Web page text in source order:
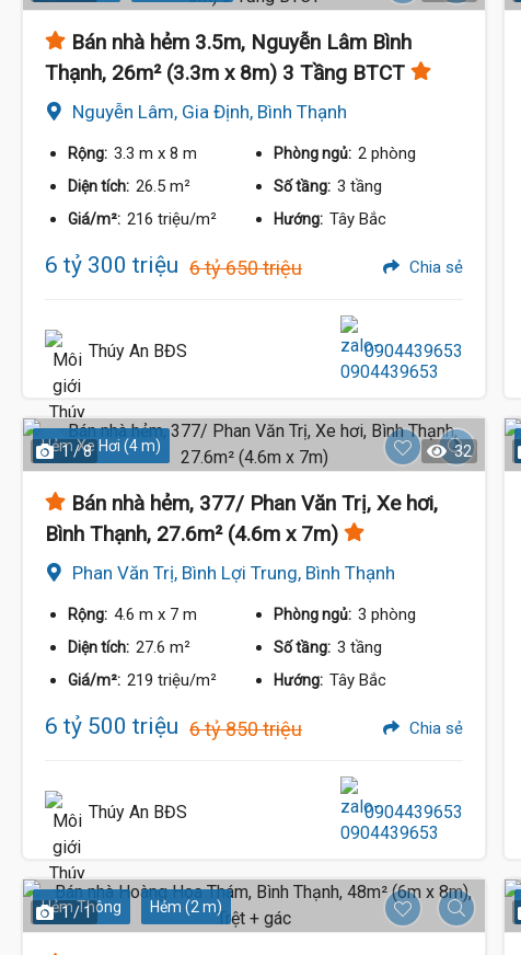
6.3 Tỷ
Bán nhà hẻm 3.5m, Nguyễn Lâm Bình
Thạnh, 26m² (3.3m x 8m) 3 Tầng BTCT
Nguyễn Lâm, Gia Định, Bình Thạnh
Rộng: 3.3 m x 8 m Phòng ngủ: 2 phòng
Diện tích: 26.5 m² Số tầng: 3 tầng
Giá/m²: 216 triệu/m² Hướng: Tây Bắc
6 tỷ 300 triệu 6 tỷ 650 triệu Chia sẻ
Thúy An BĐS 0904439653
Hẻm Xe Hơi (4 m)
1 / 8 32
Bán nhà hẻm, 377/ Phan Văn Trị, Xe hơi,
Bình Thạnh, 27.6m² (4.6m x 7m)
Phan Văn Trị, Bình Lợi Trung, Bình Thạnh
Rộng: 4.6 m x 7 m Phòng ngủ: 3 phòng
Diện tích: 27.6 m² Số tầng: 3 tầng
Giá/m²: 219 triệu/m² Hướng: Tây Bắc
6 tỷ 500 triệu 6 tỷ 850 triệu Chia sẻ
Thúy An BĐS 0904439653
Hẻm Thông Hẻm (2 m)
1 / 1